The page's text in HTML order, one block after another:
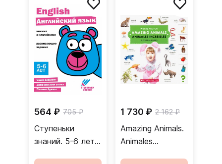
564 ₽ 705 ₽
Ступеньки
знаний. 5-6 лет.
1 730 ₽ 2 162 ₽
Amazing Animals.
Animales